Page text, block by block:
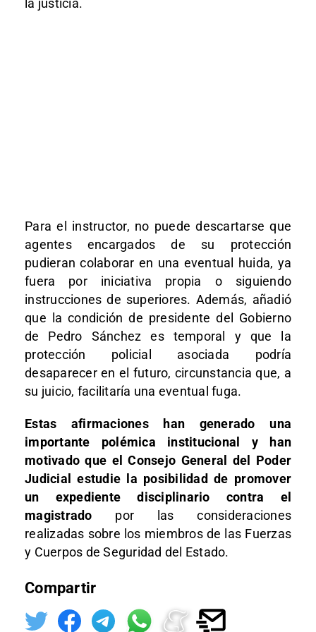
la justicia.
Para el instructor, no puede descartarse que
agentes encargados de su protección
pudieran colaborar en una eventual huida, ya
fuera por iniciativa propia o siguiendo
instrucciones de superiores. Además, añadió
que la condición de presidente del Gobierno
de Pedro Sánchez es temporal y que la
protección policial asociada podría
desaparecer en el futuro, circunstancia que, a
su juicio, facilitaría una eventual fuga.
Estas afirmaciones han generado una
importante polémica institucional y han
motivado que el Consejo General del Poder
Judicial estudie la posibilidad de promover
un expediente disciplinario contra el
magistrado por las consideraciones
realizadas sobre los miembros de las Fuerzas
y Cuerpos de Seguridad del Estado.
Compartir